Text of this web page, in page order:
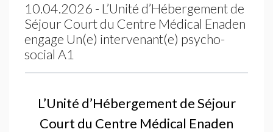
10.04.2026 - L’Unité d’Hébergement de
Séjour Court du Centre Médical Enaden
engage Un(e) intervenant(e) psycho-
social A1
L’Unité d’Hébergement de Séjour
Court du Centre Médical Enaden